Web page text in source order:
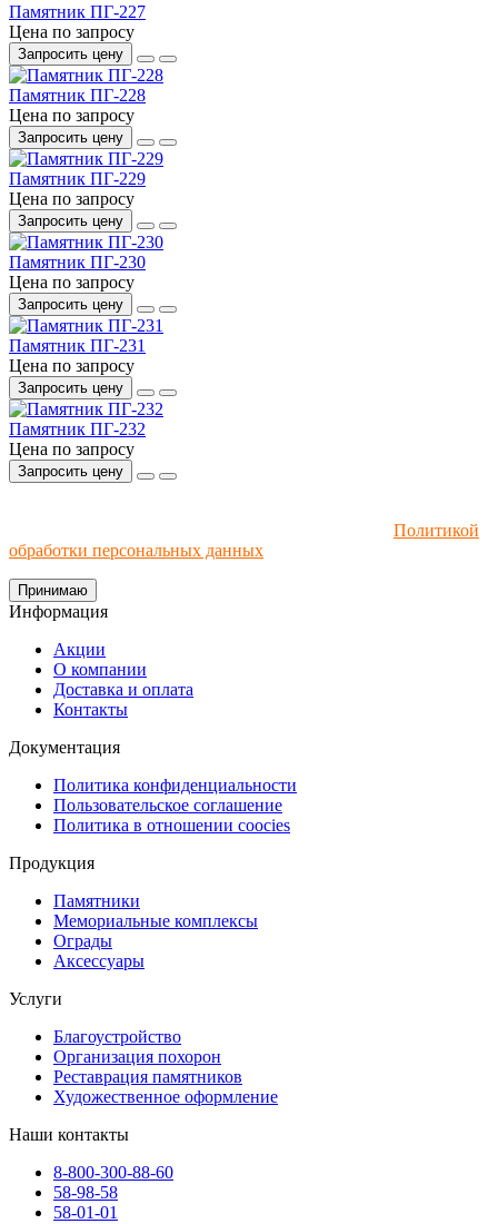
Памятник ПГ-227
Цена по запросу
Запросить цену
Памятник ПГ-228
Цена по запросу
Запросить цену
Памятник ПГ-229
Цена по запросу
Запросить цену
Памятник ПГ-230
Цена по запросу
Запросить цену
Памятник ПГ-231
Цена по запросу
Запросить цену
Памятник ПГ-232
Цена по запросу
Запросить цену
Политикой
обработки персональных данных
Принимаю
Информация
Акции
О компании
Доставка и оплата
Контакты
Документация
Политика конфиденциальности
Пользовательское соглашение
Политика в отношении coocies
Продукция
Памятники
Мемориальные комплексы
Ограды
Аксессуары
Услуги
Благоустройство
Организация похорон
Реставрация памятников
Художественное оформление
Наши контакты
8-800-300-88-60
58-98-58
58-01-01